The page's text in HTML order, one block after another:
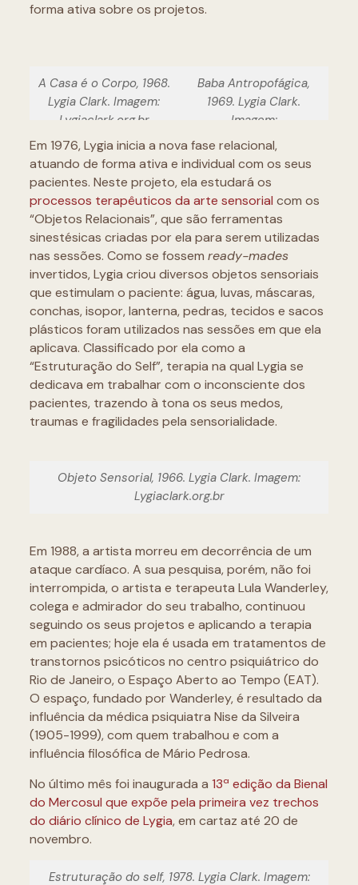
forma ativa sobre os projetos.
A Casa é o Corpo, 1968.
Lygia Clark. Imagem:
Lygiaclark.org.br
Baba Antropofágica,
1969. Lygia Clark.
Imagem:
Lygiaclark.org.br
Em 1976, Lygia inicia a nova fase relacional,
atuando de forma ativa e individual com os seus
pacientes. Neste projeto, ela estudará os
processos terapêuticos da arte sensorial com os
“Objetos Relacionais”, que são ferramentas
sinestésicas criadas por ela para serem utilizadas
nas sessões. Como se fossem ready-mades
invertidos, Lygia criou diversos objetos sensoriais
que estimulam o paciente: água, luvas, máscaras,
conchas, isopor, lanterna, pedras, tecidos e sacos
plásticos foram utilizados nas sessões em que ela
aplicava. Classificado por ela como a
“Estruturação do Self”, terapia na qual Lygia se
dedicava em trabalhar com o inconsciente dos
pacientes, trazendo à tona os seus medos,
traumas e fragilidades pela sensorialidade.
Objeto Sensorial, 1966. Lygia Clark. Imagem:
Lygiaclark.org.br
Em 1988, a artista morreu em decorrência de um
ataque cardíaco. A sua pesquisa, porém, não foi
interrompida, o artista e terapeuta Lula Wanderley,
colega e admirador do seu trabalho, continuou
seguindo os seus projetos e aplicando a terapia
em pacientes; hoje ela é usada em tratamentos de
transtornos psicóticos no centro psiquiátrico do
Rio de Janeiro, o Espaço Aberto ao Tempo (EAT).
O espaço, fundado por Wanderley, é resultado da
influência da médica psiquiatra Nise da Silveira
(1905-1999), com quem trabalhou e com a
influência filosófica de Mário Pedrosa.
No último mês foi inaugurada a 13ª edição da Bienal
do Mercosul que expõe pela primeira vez trechos
do diário clínico de Lygia, em cartaz até 20 de
novembro.
Estruturação do self, 1978. Lygia Clark. Imagem: